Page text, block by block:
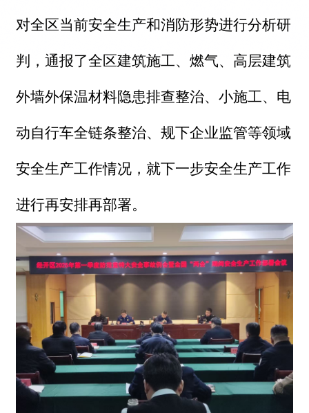
对全区当前安全生产和消防形势进行分析研
判，通报了全区建筑施工、燃气、高层建筑
外墙外保温材料隐患排查整治、小施工、电
动自行车全链条整治、规下企业监管等领域
安全生产工作情况，就下一步安全生产工作
进行再安排再部署。